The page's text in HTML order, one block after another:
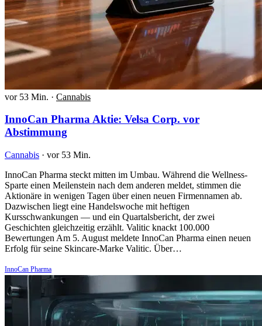
vor 53 Min. · Cannabis
InnoCan Pharma Aktie: Velsa Corp. vor
Abstimmung
Cannabis · vor 53 Min.
InnoCan Pharma steckt mitten im Umbau. Während die Wellness-
Sparte einen Meilenstein nach dem anderen meldet, stimmen die
Aktionäre in wenigen Tagen über einen neuen Firmennamen ab.
Dazwischen liegt eine Handelswoche mit heftigen
Kursschwankungen — und ein Quartalsbericht, der zwei
Geschichten gleichzeitig erzählt. Valitic knackt 100.000
Bewertungen Am 5. August meldete InnoCan Pharma einen neuen
Erfolg für seine Skincare-Marke Valitic. Über…
InnoCan Pharma